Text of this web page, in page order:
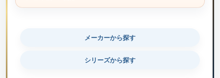
メーカーから探す
シリーズから探す